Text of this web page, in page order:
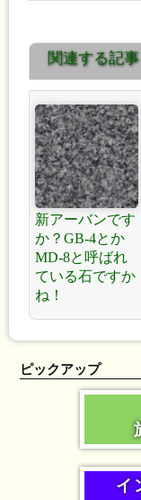
関連する記事
新アーバンです
か？GB-4とか
MD-8と呼ばれ
ている石ですか
ね！
ピックアップ
イ